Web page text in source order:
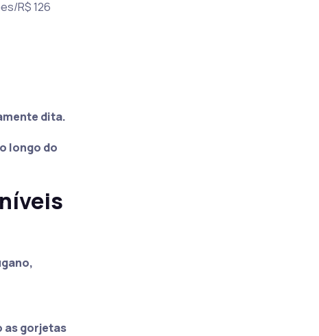
R$ 126
dita.
longo do
as gorjetas